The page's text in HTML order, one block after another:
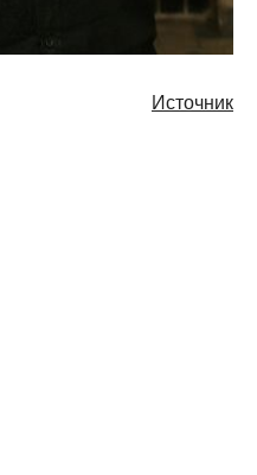
Источник